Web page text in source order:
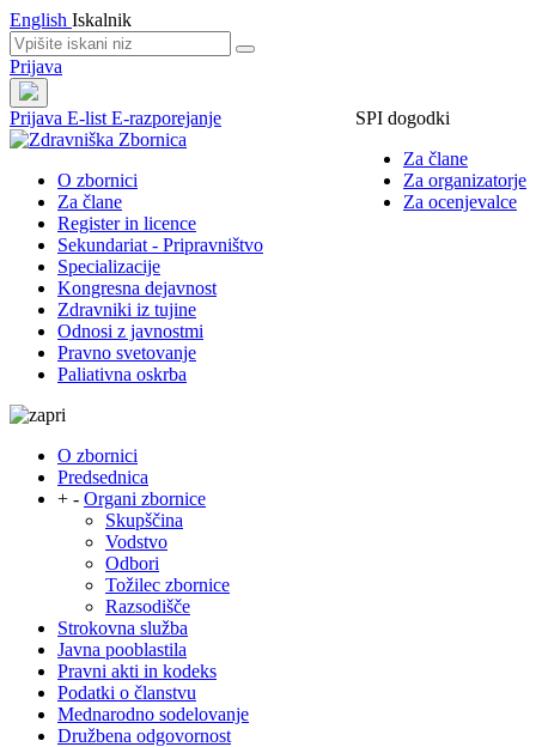
English Iskalnik
Prijava
Prijava
SPI dogodki
Za člane
Za organizatorje
Za ocenjevalce
E-list E-razporejanje
O zbornici
Za člane
Register in licence
Sekundariat - Pripravništvo
Specializacije
Kongresna dejavnost
Zdravniki iz tujine
Odnosi z javnostmi
Pravno svetovanje
Paliativna oskrba
O zbornici
Predsednica
+ - Organi zbornice
Skupščina
Vodstvo
Odbori
Tožilec zbornice
Razsodišče
Strokovna služba
Javna pooblastila
Pravni akti in kodeks
Podatki o članstvu
Mednarodno sodelovanje
Družbena odgovornost